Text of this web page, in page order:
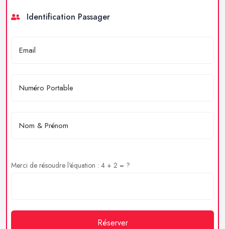
Identification Passager
Merci de résoudre l'équation : 4 + 2 = ?
Réserver